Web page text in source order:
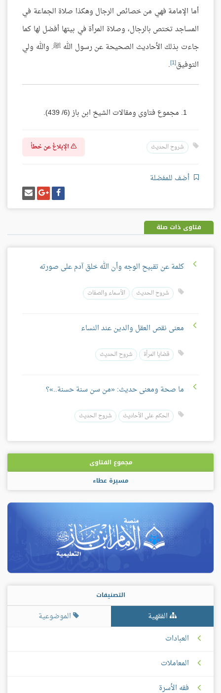
أما الإمامة فهي من خصائص الرجال وهكذا صلاة الجماعة في
المساجد تختص بالرجال، وصلاة المرأة في بيتها أفضل لها كما
جاءت بذلك الأحاديث الصحيحة عن رسول الله ﷺ. والله ولي
التوفيق[1]
.
مجموع فتاوى ومقالات الشيخ ابن باز (6/ 439).
شروح الحديث الإبلاغ عن خطأ
أضف للمفضلة
شارك
على
فيسبوك
شارك
على
غوغل
بلس
إرسل
إيميل
فتاوى ذات صلة
كلمة عن تقبيح الوجه وأن الله خلق آدم على صورته
شروح الحديث الأسماء والصفات
معنى نقص العقل والدين عند النساء
قضايا المرأة شروح الحديث
ما صحة ومعنى حديث: «من سن سنة حسنة..»؟
الحكم على الأحاديث شروح الحديث
مجموع الفتاوى
مسيرة عطاء
التصنيفات
الفقهية
الموضوعية
العبادات
المعاملات
فقه الأسرة